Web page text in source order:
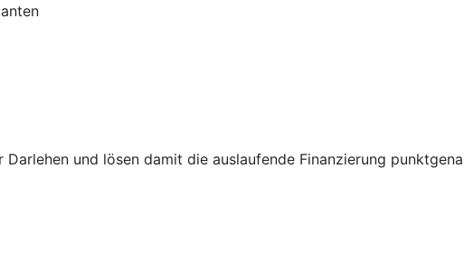
und lösen damit die auslaufende Finanzierung